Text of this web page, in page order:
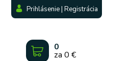
Prihlásenie | Registrácia
0
za 0 €